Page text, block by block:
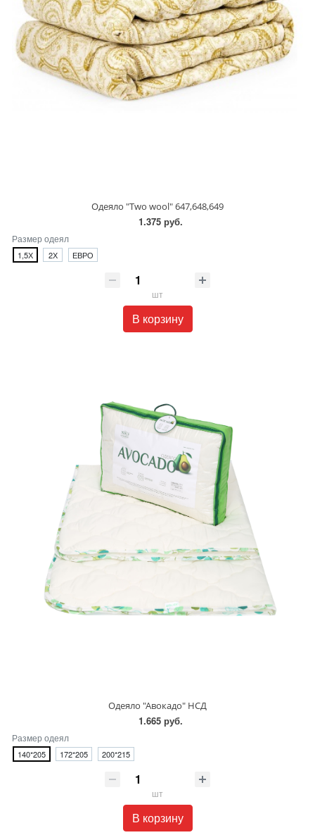
Одеяло "Two wool" 647,648,649
1.375 руб.
Размер одеял
1,5Х 2Х ЕВРО
шт
В корзину
Одеяло "Авокадо" НСД
1.665 руб.
Размер одеял
140*205 172*205 200*215
шт
В корзину